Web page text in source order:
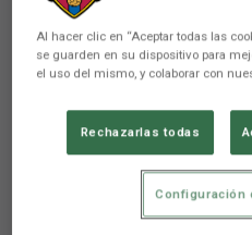
Real Madrid
probably
ENTREVISTA | Bruno:
contra el Real Madrid
Al hacer clic en “Aceptar todas las
se guarden en su dispositivo para
el uso del mismo, y colaborar con
Rechazarlas todas
Configuración